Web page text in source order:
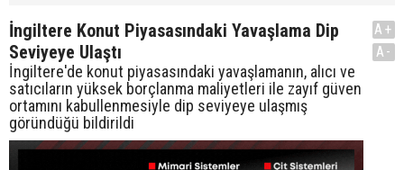
İngiltere Konut Piyasasındaki Yavaşlama Dip
Seviyeye Ulaştı
İngiltere'de konut piyasasındaki yavaşlamanın, alıcı ve
satıcıların yüksek borçlanma maliyetleri ile zayıf güven
ortamını kabullenmesiyle dip seviyeye ulaşmış
göründüğü bildirildi
A+
A-